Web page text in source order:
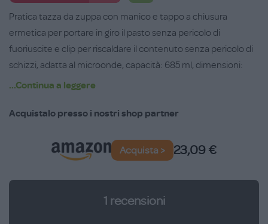
Pratica tazza da zuppa con manico e tappo a chiusura
ermetica per portare in giro il pasto senza pericolo di
fuoriuscite e clip per riscaldare il contenuto senza pericolo di
schizzi, adatta al microonde, capacità: 685 ml, dimensioni:
12cm (h) x 11cm (p) x 14cm (l), in polipropilene, colore azzurro,
...Continua a leggere
Acquistalo presso i nostri shop partner
Acquista > 23,09 €
1 recensioni